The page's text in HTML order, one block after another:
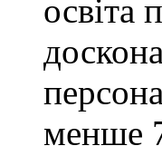
освіта
менше